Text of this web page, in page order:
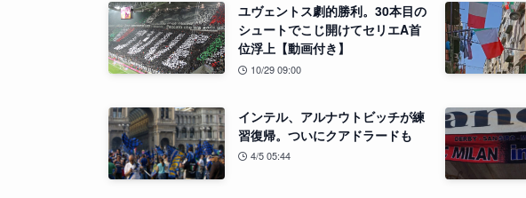
ユヴェントス劇的勝利。30本目の
シュートでこじ開けてセリエA首
位浮上【動画付き】
10/29 09:00
インテル、アルナウトビッチが練
習復帰。ついにクアドラードも
4/5 05:44